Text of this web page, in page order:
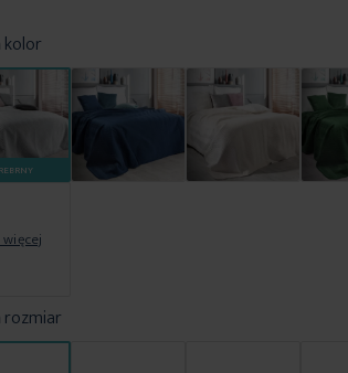
kolor
rozmiar